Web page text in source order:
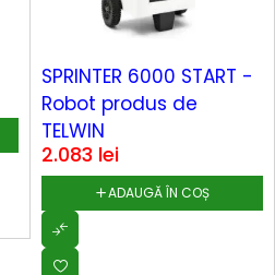
SPRINTER 6000 START -
Robot produs de
TELWIN
2.083 lei
ADAUGĂ ÎN COȘ